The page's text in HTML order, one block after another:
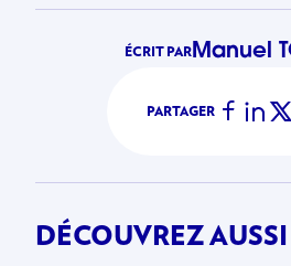
ÉCRIT PAR Manuel
PARTAGER
DÉCOUVREZ AUSSI